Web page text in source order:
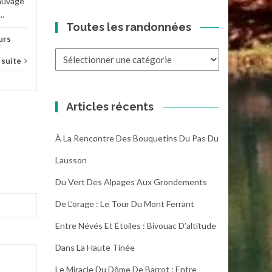
suite
Toutes les randonnées
Articles récents
À La Rencontre Des Bouquetins Du Pas Du
Lausson
Du Vert Des Alpages Aux Grondements
De L’orage : Le Tour Du Mont Ferrant
Entre Névés Et Étoiles : Bivouac D’altitude
Dans La Haute Tinée
Le Miracle Du Dôme De Barrot : Entre